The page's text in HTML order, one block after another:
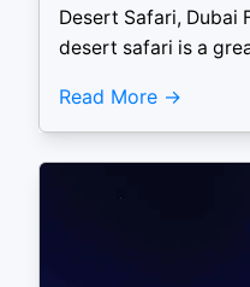
Desert Safari, Dubai
desert safari is a
Read More